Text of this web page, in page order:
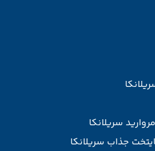
سریلانکا
جذاب سریلانکا